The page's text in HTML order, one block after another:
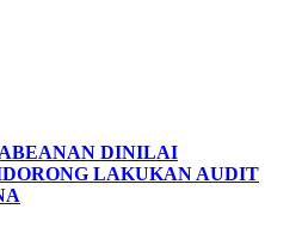
DINILAI
LAKUKAN AUDIT